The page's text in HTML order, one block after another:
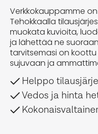
Verkkokauppamme
Tehokkaalla
muokata kuvioita,
ja lähettää ne suoraan
tarvitsemasi on
sujuvaan ja
Helppo
Vedos ja hinta